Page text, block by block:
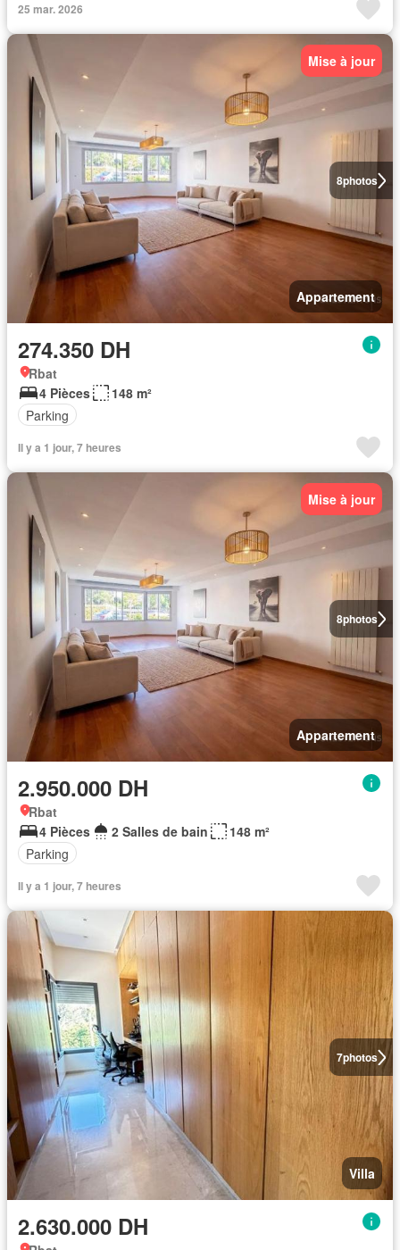
25 mar. 2026
8photos
Mise à jour
Appartement
274.350 DH
Rbat
4 Pièces
148 m²
Parking
Il y a 1 jour, 7 heures
8photos
Mise à jour
Appartement
2.950.000 DH
Rbat
4 Pièces
2 Salles de bain
148 m²
Parking
Il y a 1 jour, 7 heures
7photos
Villa
2.630.000 DH